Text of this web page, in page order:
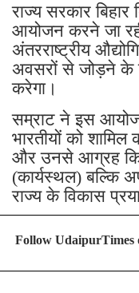
राज्य सरकार
आयोजन करने जा
अंतरराष्ट्रीय
अवसरों से जोड़ने के
करेगा।
सम्राट ने इस
भारतीयों को
और उनसे आग्रह
(कार्यस्थल) बल्कि
राज्य के विकास
Follow UdaipurTimes